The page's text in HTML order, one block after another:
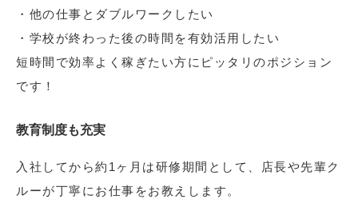
・他の仕事とダブルワークしたい
・学校が終わった後の時間を有効活用したい
短時間で効率よく稼ぎたい方にピッタリのポジション
です！
教育制度も充実
入社してから約1ヶ月は研修期間として、店長や先輩ク
ルーが丁寧にお仕事をお教えします。